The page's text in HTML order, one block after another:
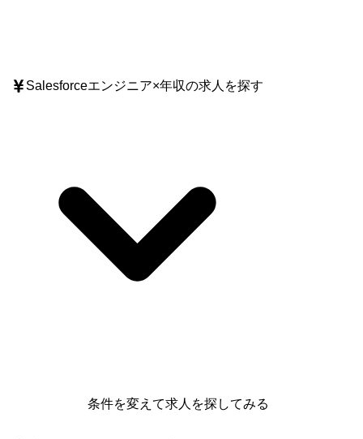
Salesforceエンジニア×年収の求人を探す
条件を変えて求人を探してみる